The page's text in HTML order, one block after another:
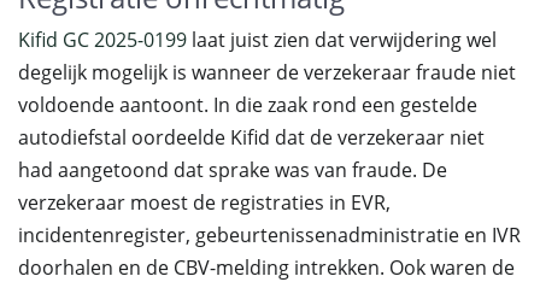
Kifid GC 2025-0199 laat juist zien dat verwijdering wel
degelijk mogelijk is wanneer de verzekeraar fraude niet
voldoende aantoont. In die zaak rond een gestelde
autodiefstal oordeelde Kifid dat de verzekeraar niet
had aangetoond dat sprake was van fraude. De
verzekeraar moest de registraties in EVR,
incidentenregister, gebeurtenissenadministratie en IVR
doorhalen en de CBV-melding intrekken. Ook waren de